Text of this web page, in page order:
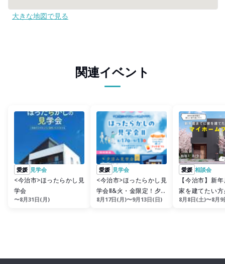
大きな地図で見る
関連イベント
愛媛 見学会
<今治市>ほったらかし見
学会
〜8月31日(月)
愛媛 見学会
<今治市>ほったらかし見
学会Ⅱ&火・金限定！夕涼
み見学会
8月17日(月)〜9月13日(日)
愛媛 相談会
【今治市】新
家を建てたい
イホームフェア
8月8日(土)〜8月9